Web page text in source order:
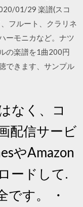
01/29 楽譜(スコ
フルート、クラリネ
ーモニカなど。ナツ
の楽譜を1曲200円
できます、サンプル
なく、コ
配信サービ
やAmazon
ードして.
です。 ・